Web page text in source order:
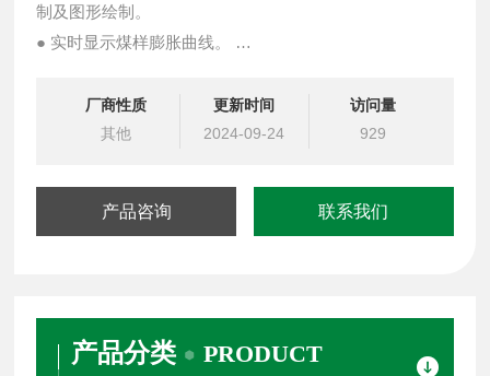
制及图形绘制。
● 实时显示煤样膨胀曲线。
● 能在线运行、控制实验过程。
厂商性质
其他
更新时间
2024-09-24
访问量
929
产品咨询 联系我们
产品分类 PRODUCT